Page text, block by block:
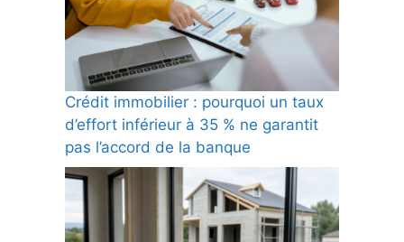
Crédit immobilier : pourquoi un taux
d’effort inférieur à 35 % ne garantit
pas l’accord de la banque